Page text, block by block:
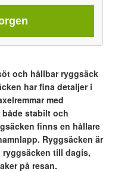
och hållbar ryggsäck
har fina detaljer i
med
stabilt och
finns en hållare
Ryggsäcken är
ryggsäcken till dagis,
på resan.